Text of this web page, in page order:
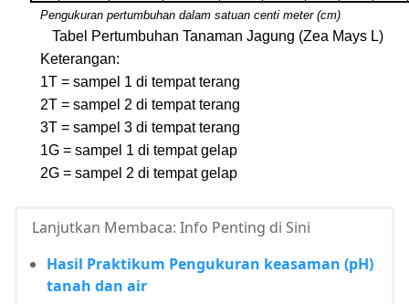
Pengukuran pertumbuhan dalam satuan centi meter (cm)
Tabel Pertumbuhan Tanaman Jagung (Zea Mays L)
Keterangan:
1T = sampel 1 di tempat terang
2T = sampel 2 di tempat terang
3T = sampel 3 di tempat terang
1G = sampel 1 di tempat gelap
2G = sampel 2 di tempat gelap
Lanjutkan Membaca: Info Penting di Sini
Hasil Praktikum Pengukuran keasaman (pH)
tanah dan air